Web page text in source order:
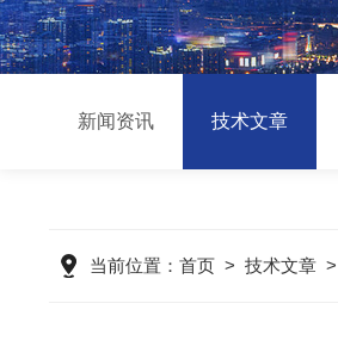
新闻资讯 技术文章
当前位置： 首页> 技术文章>